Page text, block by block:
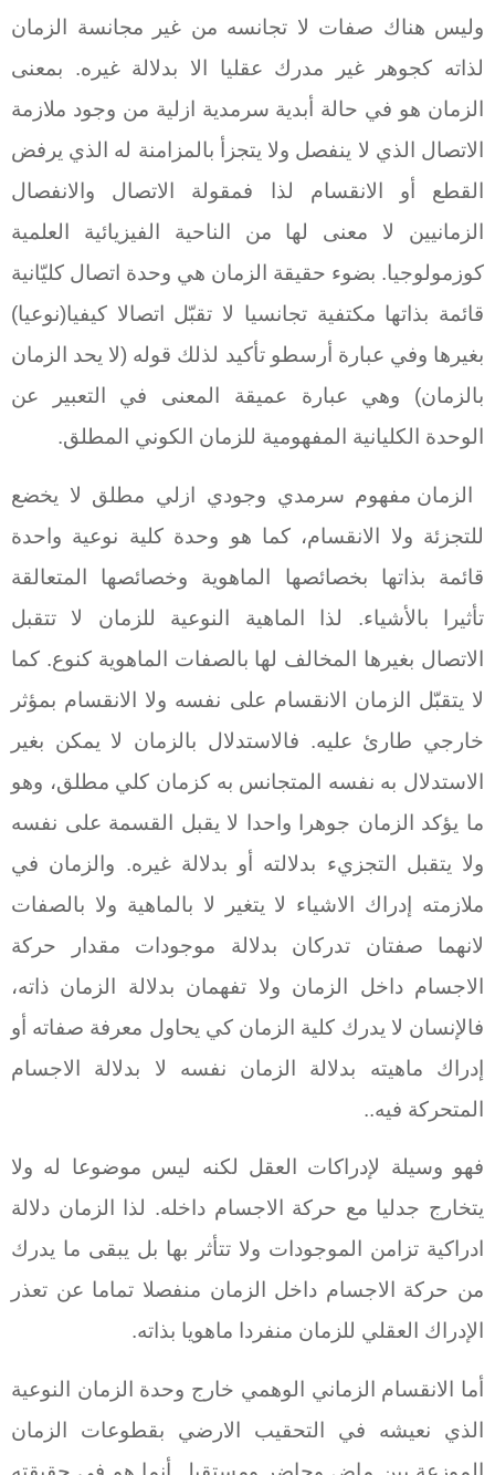
وليس هناك صفات لا تجانسه من غير مجانسة الزمان
لذاته كجوهر غير مدرك عقليا الا بدلالة غيره. بمعنى
الزمان هو في حالة أبدية سرمدية ازلية من وجود ملازمة
الاتصال الذي لا ينفصل ولا يتجزأ بالمزامنة له الذي يرفض
القطع أو الانقسام لذا فمقولة الاتصال والانفصال
الزمانيين لا معنى لها من الناحية الفيزيائية العلمية
كوزمولوجيا. بضوء حقيقة الزمان هي وحدة اتصال كليّانية
قائمة بذاتها مكتفية تجانسيا لا تقبّل اتصالا كيفيا(نوعيا)
بغيرها وفي عبارة أرسطو تأكيد لذلك قوله (لا يحد الزمان
بالزمان) وهي عبارة عميقة المعنى في التعبير عن
الوحدة الكليانية المفهومية للزمان الكوني المطلق.
الزمان مفهوم سرمدي وجودي ازلي مطلق لا يخضع
للتجزئة ولا الانقسام، كما هو وحدة كلية نوعية واحدة
قائمة بذاتها بخصائصها الماهوية وخصائصها المتعالقة
تأثيرا بالأشياء. لذا الماهية النوعية للزمان لا تتقبل
الاتصال بغيرها المخالف لها بالصفات الماهوية كنوع. كما
لا يتقبّل الزمان الانقسام على نفسه ولا الانقسام بمؤثر
خارجي طارئ عليه. فالاستدلال بالزمان لا يمكن بغير
الاستدلال به نفسه المتجانس به كزمان كلي مطلق، وهو
ما يؤكد الزمان جوهرا واحدا لا يقبل القسمة على نفسه
ولا يتقبل التجزيء بدلالته أو بدلالة غيره. والزمان في
ملازمته إدراك الاشياء لا يتغير لا بالماهية ولا بالصفات
لانهما صفتان تدركان بدلالة موجودات مقدار حركة
الاجسام داخل الزمان ولا تفهمان بدلالة الزمان ذاته،
فالإنسان لا يدرك كلية الزمان كي يحاول معرفة صفاته أو
إدراك ماهيته بدلالة الزمان نفسه لا بدلالة الاجسام
المتحركة فيه..
فهو وسيلة لإدراكات العقل لكنه ليس موضوعا له ولا
يتخارج جدليا مع حركة الاجسام داخله. لذا الزمان دلالة
ادراكية تزامن الموجودات ولا تتأثر بها بل يبقى ما يدرك
من حركة الاجسام داخل الزمان منفصلا تماما عن تعذر
الإدراك العقلي للزمان منفردا ماهويا بذاته.
أما الانقسام الزماني الوهمي خارج وحدة الزمان النوعية
الذي نعيشه في التحقيب الارضي بقطوعات الزمان